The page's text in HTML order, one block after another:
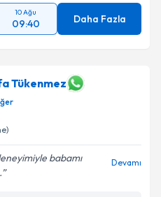
10 Ağu
09:40 Daha Fazla
Tükenmez
babamı
Devamı